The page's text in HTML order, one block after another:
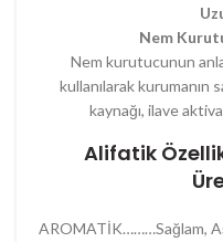
Nem
Nem kurutucunun
kullanılarak kurumanın
kaynağı, ilave
Alifatik
AROMATİK………Sağlam,